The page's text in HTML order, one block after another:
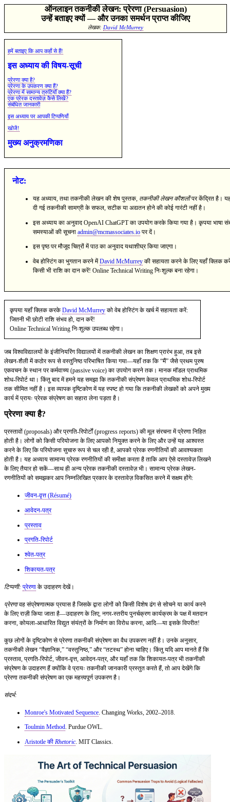
ऑनलाइन तकनीकी लेखन: प्रेरणा (Persuasion)
उन्हें बताइए क्यों — और उनका समर्थन प्राप्त कीजिए
लेखक: David McMurrey
हमें बताइए कि आप कहाँ से हैं!
इस अध्याय की विषय-सूची
प्रेरणा क्या है?
प्रेरणा के उपकरण क्या हैं?
प्रेरणा में सामान्य त्रुटियाँ क्या हैं?
एक प्रेरक दस्तावेज़ कैसे लिखें?
संबंधित जानकारी
इस अध्याय पर आपकी टिप्पणियाँ
खोजें!
मुख्य अनुक्रमणिका
नोट:
यह अध्याय, तथा तकनीकी लेखन की शेष पुस्तक, तकनीकी लेखन कौशलोंपर केंद्रित है।
दी गई तकनीकी सामग्री के सफल, सटीक या अद्यतन होने की कोई गारंटी नहीं है।
इस अध्याय का अनुवाद OpenAI ChatGPT का उपयोग करके किया गया है। कृपया भाषा
समस्याओं की सूचना admin@mcmassociates.io पर दें।
इस पृष्ठ पर मौजूद चित्रों में पाठ का अनुवाद यथाशीघ्र किया जाएगा।
वेब होस्टिंग का भुगतान करने मेंDavid McMurrey की सहायता करने के लिए यहाँ क्लिक
किसी भी राशि का दान करें! Online Technical Writing निःशुल्क बना रहेगा।
कृपया यहाँ क्लिक करके David McMurrey को वेब होस्टिंग के खर्च में सहायता करें:
जितनी भी छोटी राशि संभव हो, दान करें!
Online Technical Writing निःशुल्क उपलब्ध रहेगा।
जब विश्वविद्यालयों के इंजीनियरिंग विद्यालयों में तकनीकी लेखन का शिक्षण प्रारंभ हुआ, तब इसे
लेखन-शैली में कठोर रूप से वस्तुनिष्ठ परिभाषित किया गया—यहाँ तक कि “मैं” जैसे प्रथम पुरुष
एकवचन के स्थान पर कर्मवाच्य (passive voice) का उपयोग करने तक। मानक मॉडल प्राथमिक
शोध-रिपोर्ट था। किंतु बाद में हमने यह समझा कि तकनीकी संप्रेषण केवल प्राथमिक शोध-रिपोर्ट
तक सीमित नहीं है। इस व्यापक दृष्टिकोण में यह स्पष्ट हो गया कि तकनीकी लेखकों को अपने मुख्य
कार्य में प्रायः प्रेरक संप्रेषण का सहारा लेना पड़ता है।
प्रेरणा क्या है?
प्रस्तावों (proposals) और प्रगति-रिपोर्टों (progress reports) की मूल संरचना में प्रेरणा निहित
होती है। लोगों को किसी परियोजना के लिए आपको नियुक्त करने के लिए और उन्हें यह आश्वस्त
करने के लिए कि परियोजना सुचारु रूप से चल रही है, आपको प्रेरक रणनीतियों की आवश्यकता
होती है। यह अध्याय सामान्य प्रेरक रणनीतियों की समीक्षा करता है ताकि आप ऐसे दस्तावेज़ लिखने
के लिए तैयार हो सकें—साथ ही अन्य प्रेरक तकनीकी दस्तावेज़ भी। सामान्य प्रेरक लेखन-
रणनीतियों को समझकर आप निम्नलिखित प्रकार के दस्तावेज़ विकसित करने में सक्षम होंगे:
जीवन-वृत्त (Résumé)
आवेदन-पत्र
प्रस्ताव
प्रगति-रिपोर्ट
श्वेत-पत्र
शिकायत-पत्र
टिप्पणी: प्रेरणा के उदाहरण देखें।
प्रेरणावह संप्रेषणात्मक प्रयास है जिसके द्वारा लोगों को किसी विशेष ढंग से सोचने या कार्य करने
के लिए राज़ी किया जाता है—उदाहरण के लिए, नगर-स्तरीय पुनर्चक्रण कार्यक्रम के पक्ष में मतदान
करना, कोयला-आधारित विद्युत संयंत्रों के निर्माण का विरोध करना, आदि—या इसके विपरीत!
कुछ लोगों के दृष्टिकोण से प्रेरणा तकनीकी संप्रेषण का वैध उपकरण नहीं है। उनके अनुसार,
तकनीकी लेखन “वैज्ञानिक,” “वस्तुनिष्ठ,” और “तटस्थ” होना चाहिए। किंतु यदि आप मानते हैं कि
प्रस्ताव, प्रगति-रिपोर्ट, जीवन-वृत्त, आवेदन-पत्र, और यहाँ तक कि शिकायत-पत्र भी तकनीकी
संप्रेषण के उदाहरण हैं क्योंकि वे प्रायः तकनीकी जानकारी प्रस्तुत करते हैं, तो आप देखेंगे कि
प्रेरणा तकनीकी संप्रेषण का एक महत्त्वपूर्ण उपकरण है।
संदर्भ:
Monroe's Motivated Sequence . Changing Works, 2002–2018.
Toulmin Method. Purdue OWL.
Aristotle की Rhetoric. MIT Classics.